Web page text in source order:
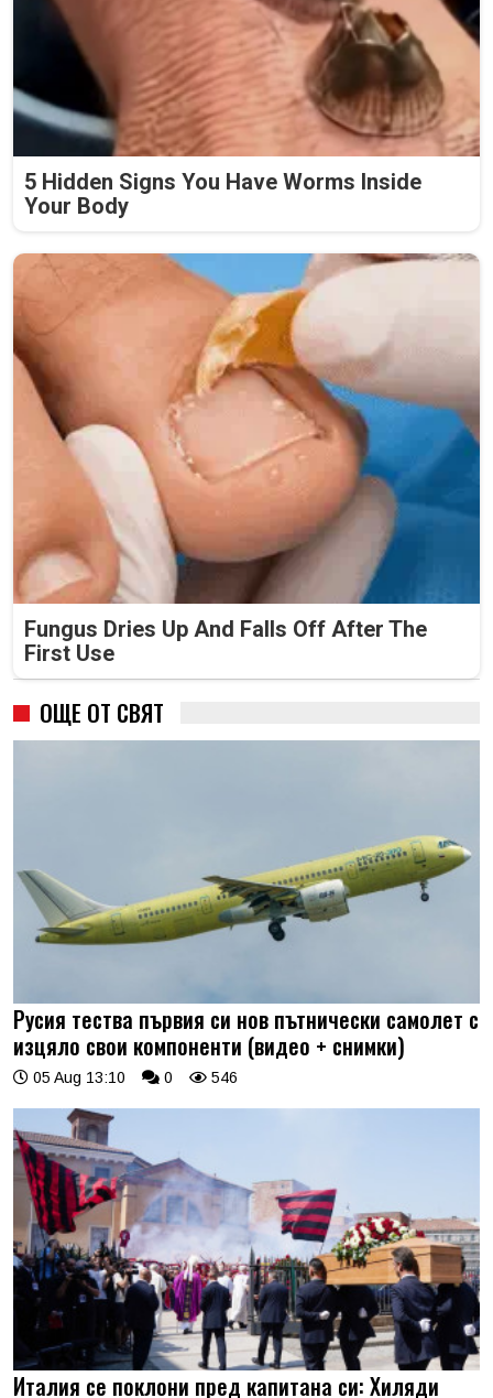
5 Hidden Signs You Have Worms Inside
Your Body
Fungus Dries Up And Falls Off After The
First Use
ОЩЕ ОТ СВЯТ
Русия тества първия си нов пътнически самолет с
изцяло свои компоненти (видео + снимки)
05 Aug 13:10 0 546
Италия се поклони пред капитана си: Хиляди